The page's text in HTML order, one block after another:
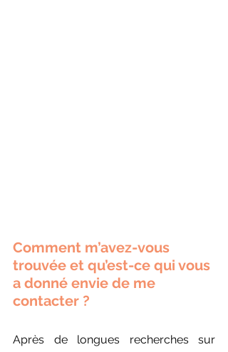
Comment m’avez-vous
trouvée et qu’est-ce qui vous
a donné envie de me
contacter ?
Après de longues recherches sur